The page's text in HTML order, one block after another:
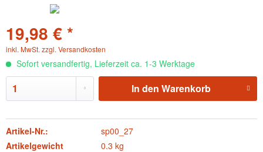
19,98 € *
inkl. MwSt. zzgl. Versandkosten
Sofort versandfertig, Lieferzeit ca. 1-3 Werktage
In den Warenkorb
Artikel-Nr.:
sp00_27
Artikelgewicht
0.3 kg